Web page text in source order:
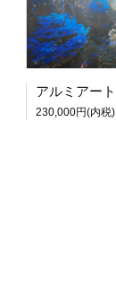
230,000円(内税)